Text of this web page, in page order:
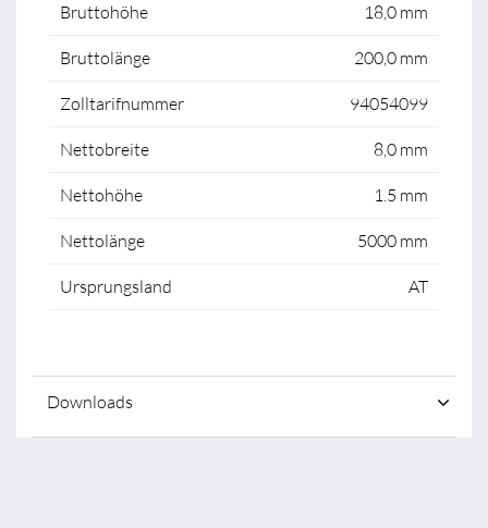
Bruttohöhe 18,0 mm
Bruttolänge 200,0 mm
Zolltarifnummer 94054099
Nettobreite 8,0 mm
Nettohöhe 1.5 mm
Nettolänge 5000 mm
Ursprungsland AT
Downloads